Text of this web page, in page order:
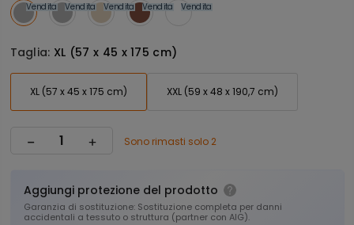
Vendita Vendita Vendita Vendita Vendita
Taglia: XL (57 x 45 x 175 cm)
XL (57 x 45 x 175 cm) XXL (59 x 48 x 190,7 cm)
Sono rimasti solo 2
Aggiungi protezione del prodotto
Garanzia di sostituzione: Sostituzione completa per danni
accidentali a tessuto o struttura (partner con AIG).